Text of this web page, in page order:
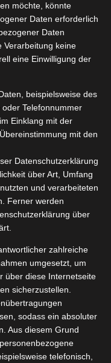
,Trinken,Vegan,
möchte, könnte
Daten erforderlich
Daten
Verarbeitung keine
eine Einwilligung der
beispielsweise des
Telefonnummer
Einklang mit der
mit den
Datenschutzerklärung
über Art, Umfang
und verarbeiteten
Ferner werden
über
zahlreiche
umgesetzt, um
über diese Internetseite
sicherzustellen.
sodass ein absoluter
Aus diesem Grund
telefonisch,